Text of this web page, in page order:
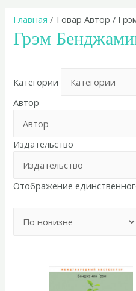
Главная / Товар Автор /
Грэм
Категории
Автор
Издательство
Отображение